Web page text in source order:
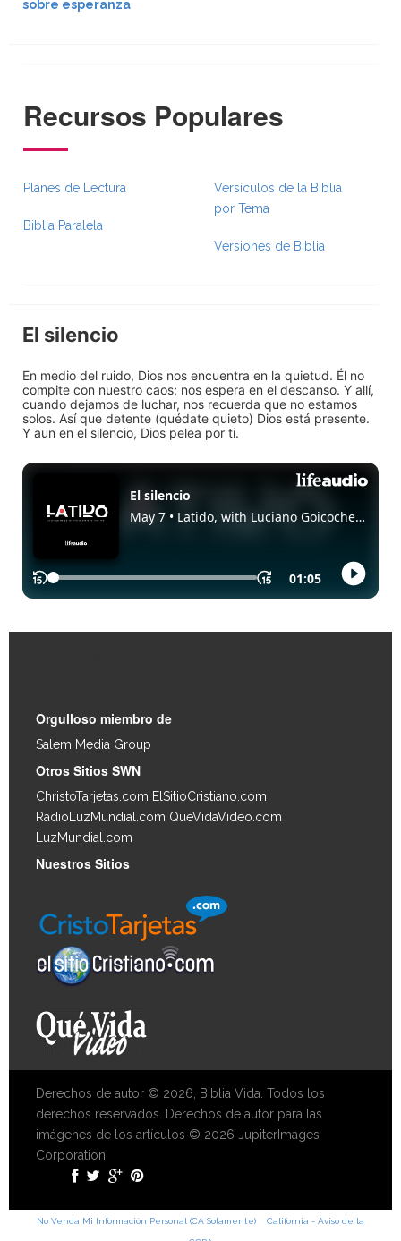
sobre esperanza
Recursos Populares
Planes de Lectura
Biblia Paralela
Versículos de la Biblia
por Tema
Versiones de Biblia
El silencio
En medio del ruido, Dios nos encuentra en la quietud. Él no
compite con nuestro caos; nos espera en el descanso. Y allí,
cuando dejamos de luchar, nos recuerda que no estamos
solos. Así que detente (quédate quieto) Dios está presente.
Y aun en el silencio, Dios pelea por ti.
Orgulloso miembro de
Salem Media Group
Otros Sitios SWN
ChristoTarjetas.com ElSitioCristiano.com
RadioLuzMundial.com QueVidaVideo.com
LuzMundial.com
Nuestros Sitios
Derechos de autor © 2026, Biblia Vida. Todos los
derechos reservados. Derechos de autor para las
imágenes de los artículos © 2026 JupiterImages
Corporation.
No Venda Mi Información Personal (CA Solamente) California - Aviso de la